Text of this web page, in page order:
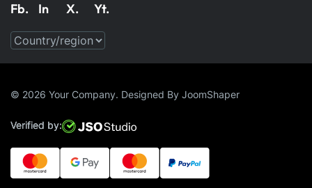
Fb. In X. Yt.
© 2026 Your Company. Designed By JoomShaper
Verified by: